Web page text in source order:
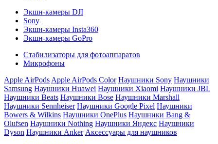
Экшн-камеры DJI
Sony
Экшн-камеры Insta360
Экшн-камеры GoPro
Стабилизаторы для фотоаппаратов
Микрофоны
Apple AirPods Apple AirPods Color Наушники Sony Наушники
Samsung Наушники Huawei Наушники Xiaomi Наушники JBL
Наушники Beats Наушники Bose Наушники Marshall
Наушники Sennheiser Наушники Google Pixel Наушники
Bowers & Wilkins Наушники OnePlus Наушники Bang &
Olufsen Наушники Nothing Наушники Яндекс Наушники
Dyson Наушники Anker Аксессуары для наушников